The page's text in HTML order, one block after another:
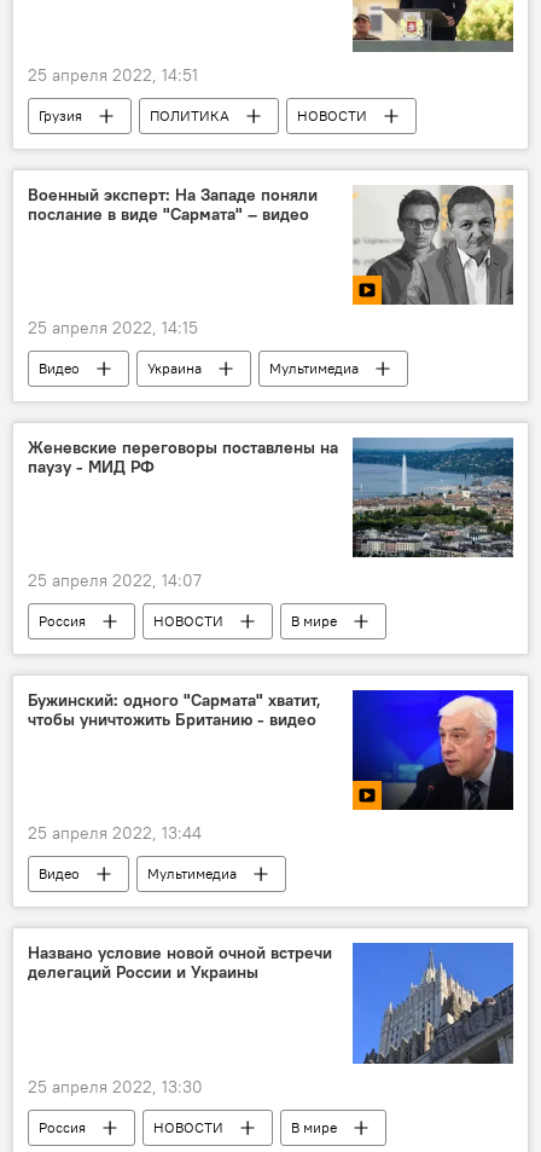
25 апреля 2022, 14:51
Грузия ПОЛИТИКА
НОВОСТИ
Владимир Зеленский
Владимир Путин
Украина
Донбасс
ООН
Совет Европы
ОБСЕ
Военный эксперт: На Западе поняли
послание в виде "Сармата" – видео
25 апреля 2022, 14:15
Видео Украина
Мультимедиа
Обострение ситуации вокруг Украины
Экспертное мнение
Женевские переговоры поставлены на
паузу - МИД РФ
25 апреля 2022, 14:07
Россия НОВОСТИ
В мире
Зураб Абашидзе
Григорий Карасин
Абхазия
Швейцария
Москва
МИД РФ
Цхинвальский регион
Бужинский: одного "Сармата" хватит,
чтобы уничтожить Британию - видео
25 апреля 2022, 13:44
Видео
Мультимедиа
Экспертное мнение
Россия
гонка вооружений
Названо условие новой очной встречи
делегаций России и Украины
25 апреля 2022, 13:30
Россия НОВОСТИ
В мире